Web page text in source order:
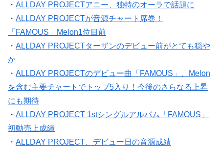
・ ALLDAY PROJECTアニー、独特のオーラで話題に
・ ALLDAY PROJECTが音源チャート席巻！
「FAMOUS」Melon1位目前
・ ALLDAY PROJECTターザンのデビュー前がとても穏や
か
・ ALLDAY PROJECTのデビュー曲「FAMOUS」、Melon
を含む主要チャートでトップ5入り！今後のさらなる上昇
にも期待
・ ALLDAY PROJECT 1stシングルアルバム「FAMOUS」
初動売上成績
・ ALLDAY PROJECT、デビュー日の音源成績